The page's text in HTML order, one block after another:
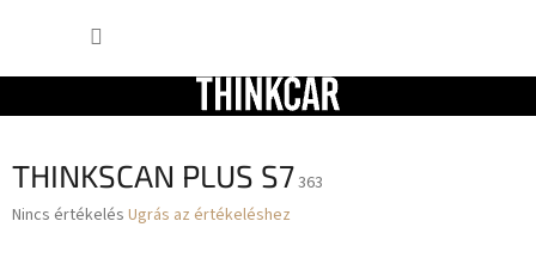
tartalomhoz
THINKSCAN PLUS S7363
A
Nincs értékelés Ugrás az értékeléshez